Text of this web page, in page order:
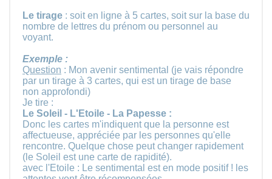
Le tirage : soit en ligne à 5 cartes, soit sur la base du
nombre de lettres du prénom ou personnel au
voyant.
Exemple :
Question : Mon avenir sentimental (je vais répondre
par un tirage à 3 cartes, qui est un tirage de base
non approfondi)
Je tire :
Le Soleil - L'Etoile - La Papesse :
Donc les cartes m'indiquent que la personne est
affectueuse, appréciée par les personnes qu'elle
rencontre. Quelque chose peut changer rapidement
(le Soleil est une carte de rapidité).
avec l'Etoile : Le sentimental est en mode positif ! les